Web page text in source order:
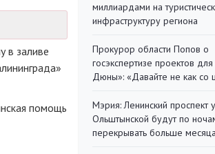
в заливе
помощь
миллиардами на
инфраструктуру региона
Прокурор области Попов о
госэкспертизе проектов
Дюны»: «Давайте не как со
Мэрия: Ленинский проспект у
Ольштынской будут по
перекрывать больше месяца